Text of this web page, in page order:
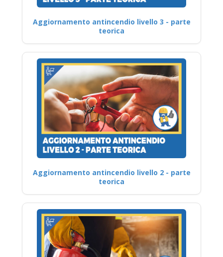
Aggiornamento antincendio livello 3 - parte
teorica
Aggiornamento antincendio livello 2 - parte
teorica